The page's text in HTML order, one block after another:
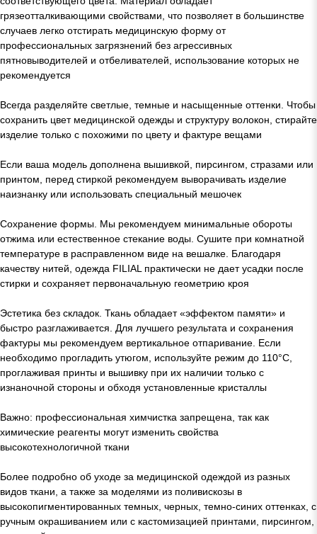
грязеотталкивающими свойствами, что позволяет в большинстве
случаев легко отстирать медицинскую форму от
профессиональных загрязнений без агрессивных
пятновыводителей и отбеливателей, использование которых не
рекомендуется
Всегда разделяйте светлые, темные и насыщенные оттенки. Чтобы
сохранить цвет медицинской одежды и структуру волокон, стирайте
изделие только с похожими по цвету и фактуре вещами
Если ваша модель дополнена вышивкой, пирсингом, стразами или
принтом, перед стиркой рекомендуем выворачивать изделие
наизнанку или использовать специальный мешочек
Сохранение формы. Мы рекомендуем минимальные обороты
отжима или естественное стекание воды. Сушите при комнатной
температуре в расправленном виде на вешалке. Благодаря
качеству нитей, одежда FILIAL практически не дает усадки после
стирки и сохраняет первоначальную геометрию кроя
Эстетика без складок. Ткань обладает «эффектом памяти» и
быстро разглаживается. Для лучшего результата и сохранения
фактуры мы рекомендуем вертикальное отпаривание. Если
необходимо прогладить утюгом, используйте режим до 110°C,
проглаживая принты и вышивку при их наличии только с
изнаночной стороны и обходя установленные кристаллы
Важно: профессиональная химчистка запрещена, так как
химические реагенты могут изменить свойства
высокотехнологичной ткани
Более подробно об уходе за медицинской одеждой из разных
видов ткани, а также за моделями из поливискозы в
высокопигментированных темных, черных, темно-синих оттенках, с
ручным окрашиванием или с кастомизацией принтами, пирсингом,